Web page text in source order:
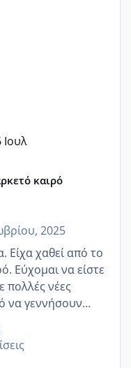
Ιουλ
καιρό
2025
Είχα χαθεί από το
Εύχομαι να είστε
πολλές νέες
να γεννήσουν
Να πάρουν
τους